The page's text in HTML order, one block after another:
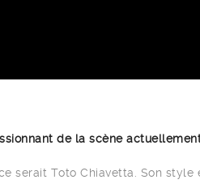
de la scène
serait Toto Chiavetta. Son style